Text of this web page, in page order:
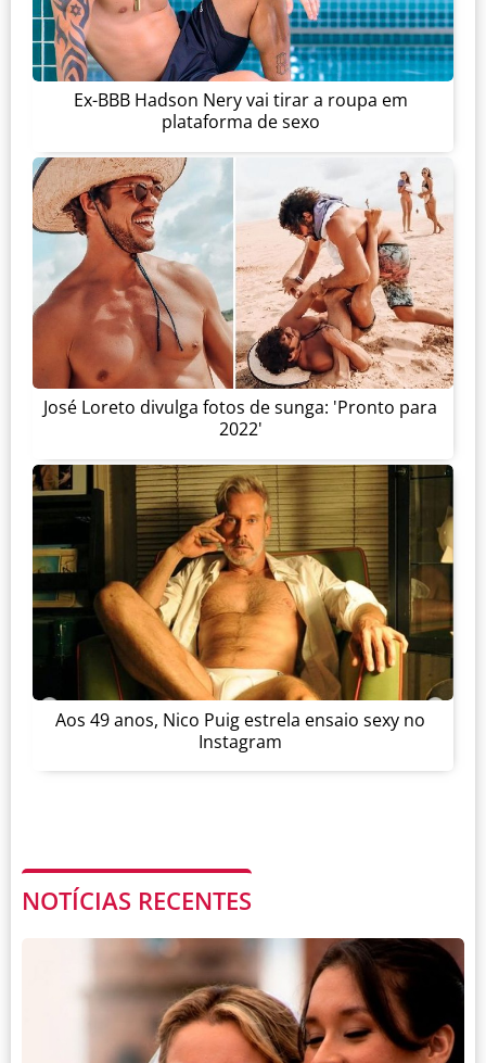
Ex-BBB Hadson Nery vai tirar a roupa em
plataforma de sexo
José Loreto divulga fotos de sunga: 'Pronto para
2022'
Aos 49 anos, Nico Puig estrela ensaio sexy no
Instagram
NOTÍCIAS RECENTES